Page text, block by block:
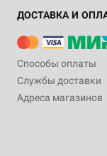
ДОСТАВКА И
Способы оплаты
Службы доставки
Адреса магазинов